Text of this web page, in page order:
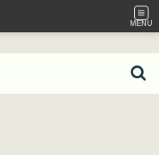
MENU